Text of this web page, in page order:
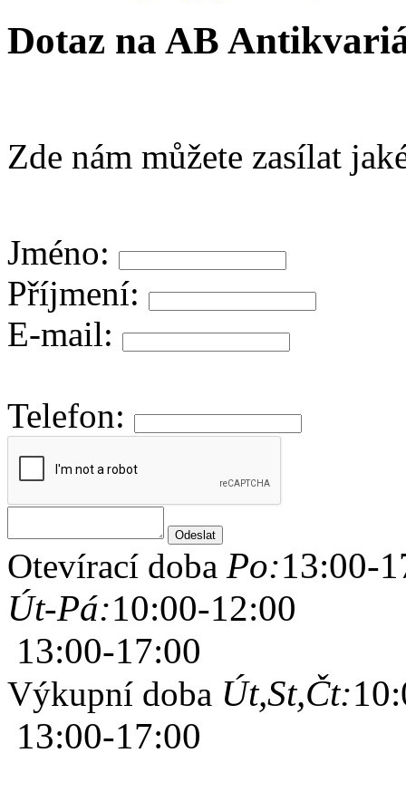
Dotaz na AB
Zde nám můžete zasílat
Jméno:
Příjmení:
E-mail:
Telefon:
Otevírací doba Po:13:00-
Út-Pá:10:00-12:00
13:00-17:00
Výkupní doba Út,St,Čt:
13:00-17:00